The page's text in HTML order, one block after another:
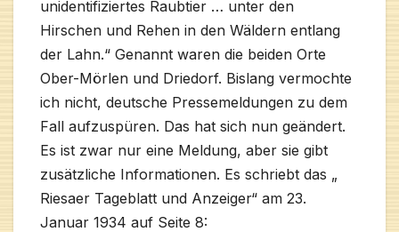
unidentifiziertes Raubtier … unter den
Hirschen und Rehen in den Wäldern entlang
der Lahn.“ Genannt waren die beiden Orte
Ober-Mörlen und Driedorf. Bislang vermochte
ich nicht, deutsche Pressemeldungen zu dem
Fall aufzuspüren. Das hat sich nun geändert.
Es ist zwar nur eine Meldung, aber sie gibt
zusätzliche Informationen. Es schriebt das „
Riesaer Tageblatt und Anzeiger“ am 23.
Januar 1934 auf Seite 8: